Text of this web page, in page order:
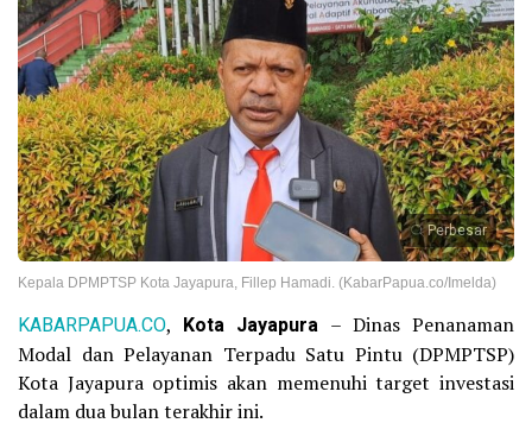
Perbesar
Kepala DPMPTSP Kota Jayapura, Fillep Hamadi. (KabarPapua.co/Imelda)
KABARPAPUA.CO, Kota Jayapura – Dinas Penanaman
Modal dan Pelayanan Terpadu Satu Pintu (DPMPTSP)
Kota Jayapura optimis akan memenuhi target investasi
dalam dua bulan terakhir ini.